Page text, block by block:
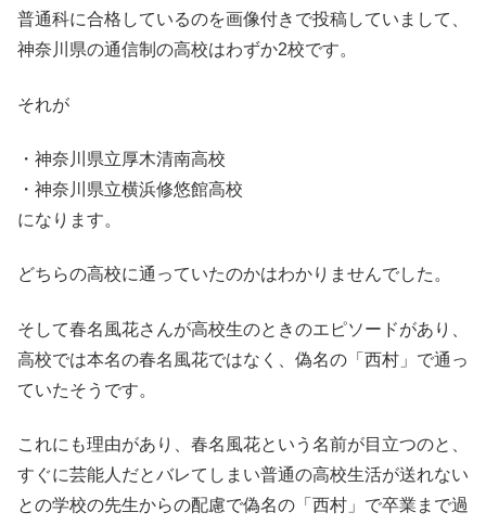
普通科に合格しているのを画像付きで投稿していまして、
神奈川県の通信制の高校はわずか2校です。
それが
・神奈川県立厚木清南高校
・神奈川県立横浜修悠館高校
になります。
どちらの高校に通っていたのかはわかりませんでした。
そして春名風花さんが高校生のときのエピソードがあり、
高校では本名の春名風花ではなく、偽名の「西村」で通っ
ていたそうです。
これにも理由があり、春名風花という名前が目立つのと、
すぐに芸能人だとバレてしまい普通の高校生活が送れない
との学校の先生からの配慮で偽名の「西村」で卒業まで過